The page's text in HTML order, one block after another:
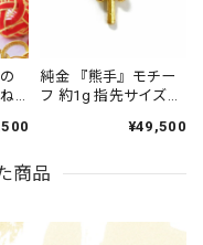
和
純金 『熊手』モチー
フ 約1g 指先サイズの
¥49,500
商品